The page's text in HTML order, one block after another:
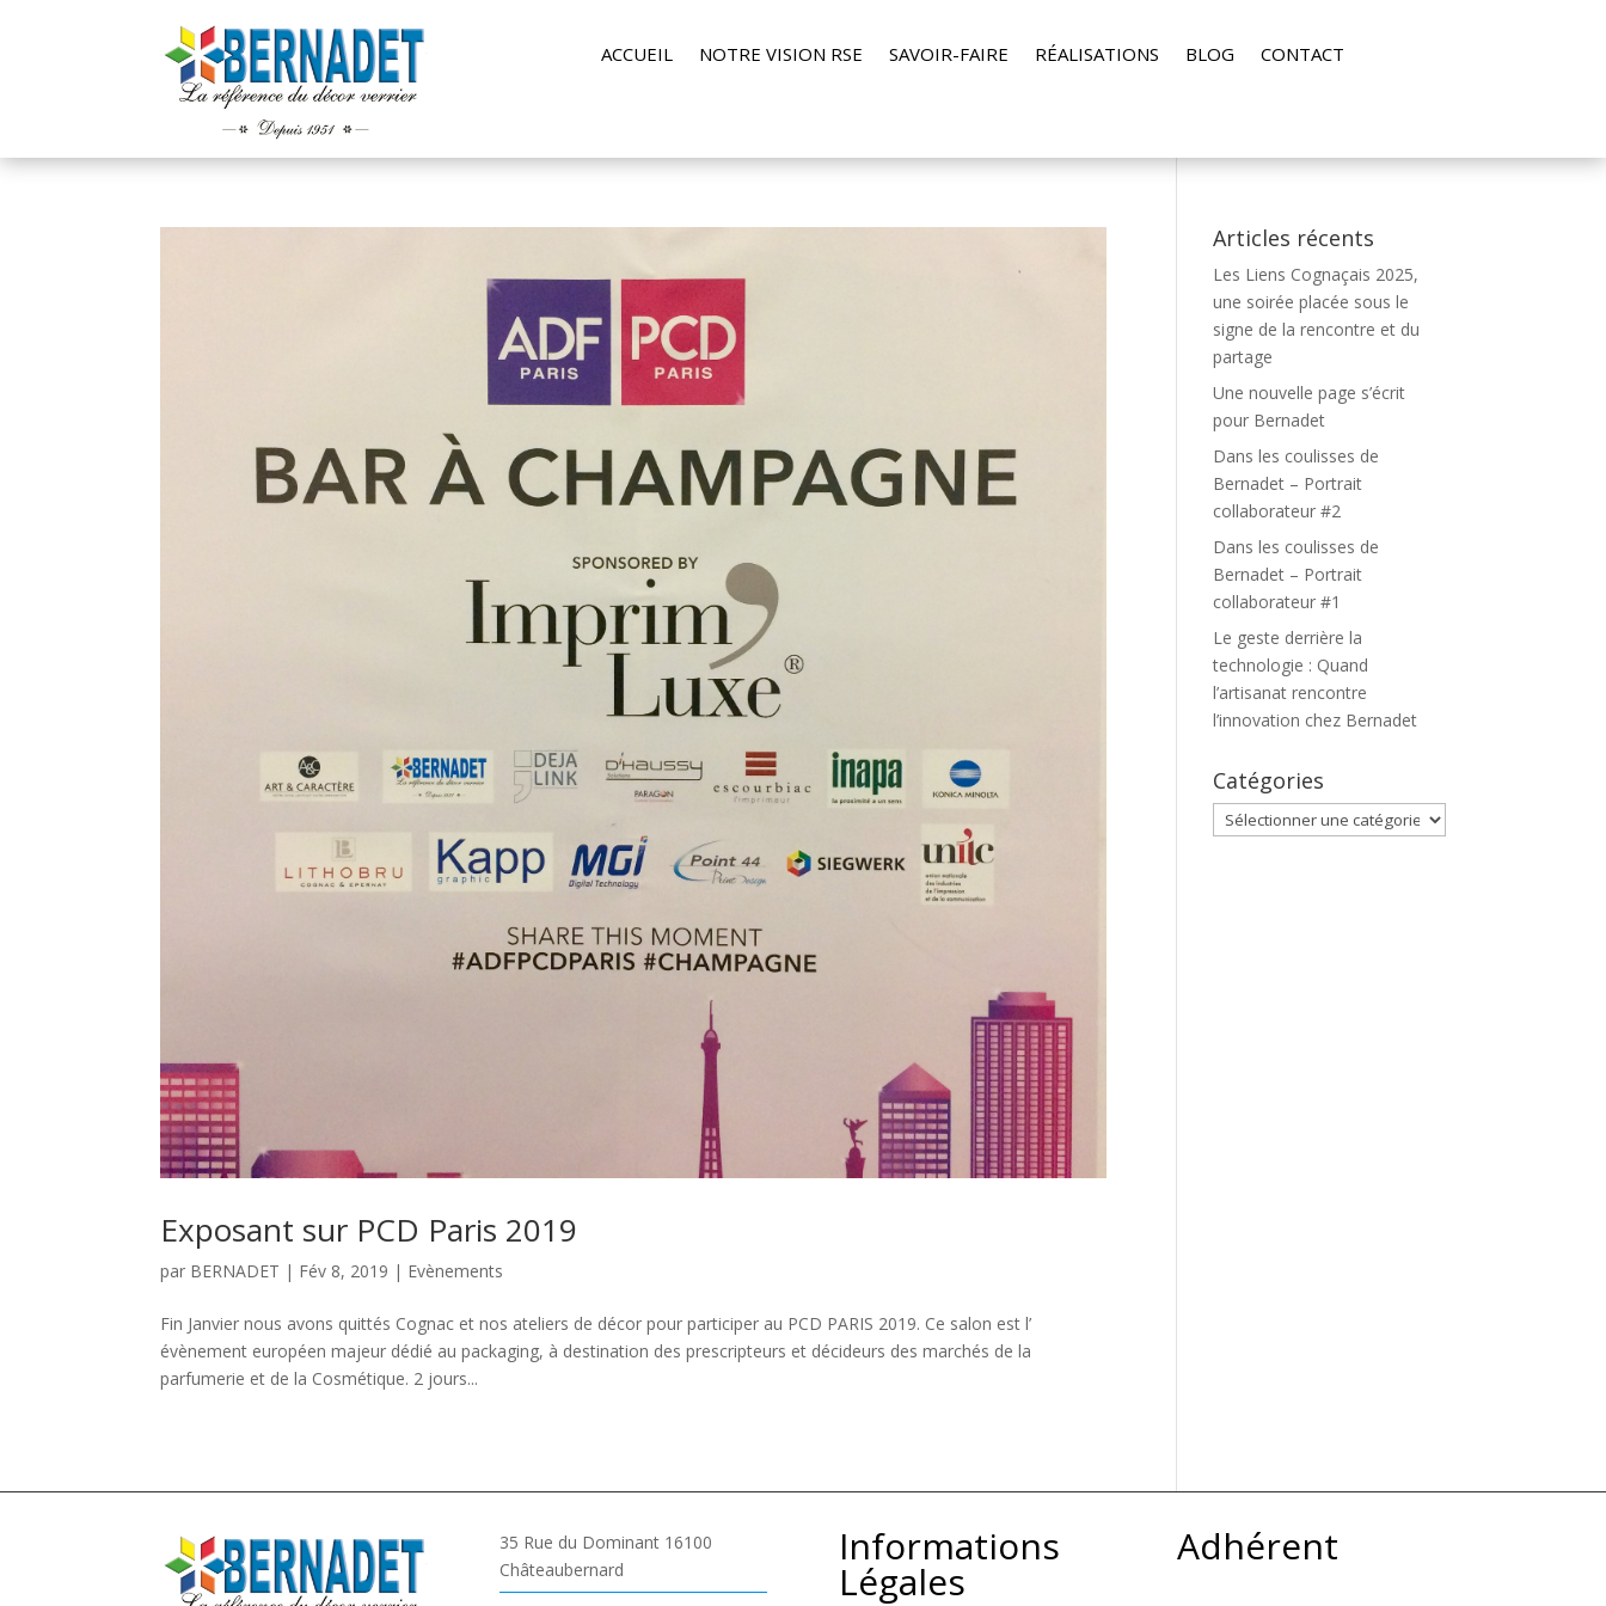
ACCUEIL NOTRE VISION RSE SAVOIR-FAIRE RÉALISATIONS BLOG CONTACT
Exposant sur PCD Paris 2019
par BERNADET | Fév 8, 2019 | Evènements
Fin Janvier nous avons quittés Cognac et nos ateliers de décor pour participer au PCD PARIS 2019. Ce salon est l’
évènement européen majeur dédié au packaging, à destination des prescripteurs et décideurs des marchés de la
parfumerie et de la Cosmétique. 2 jours...
Articles récents
Les Liens Cognaçais 2025,
une soirée placée sous le
signe de la rencontre et du
partage
Une nouvelle page s’écrit
pour Bernadet
Dans les coulisses de
Bernadet – Portrait
collaborateur #2
Dans les coulisses de
Bernadet – Portrait
collaborateur #1
Le geste derrière la
technologie : Quand
l’artisanat rencontre
l’innovation chez Bernadet
Catégories
Catégories
35 Rue du Dominant 16100
Châteaubernard
Informations
Légales
Adhérent